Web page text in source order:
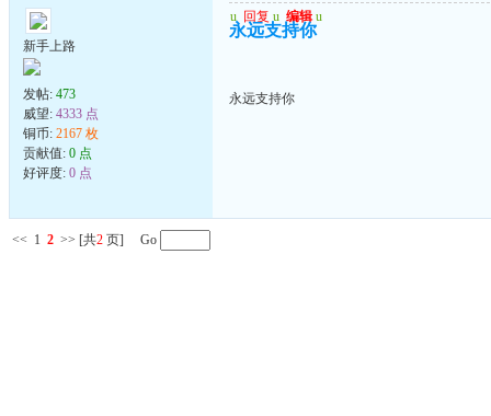
新手上路
发帖: 473
威望: 4333 点
铜币: 2167 枚
贡献值: 0 点
好评度: 0 点
u 回复 u 编辑 u
永远支持你
永远支持你
<< 1 2 >> [共2 页] Go